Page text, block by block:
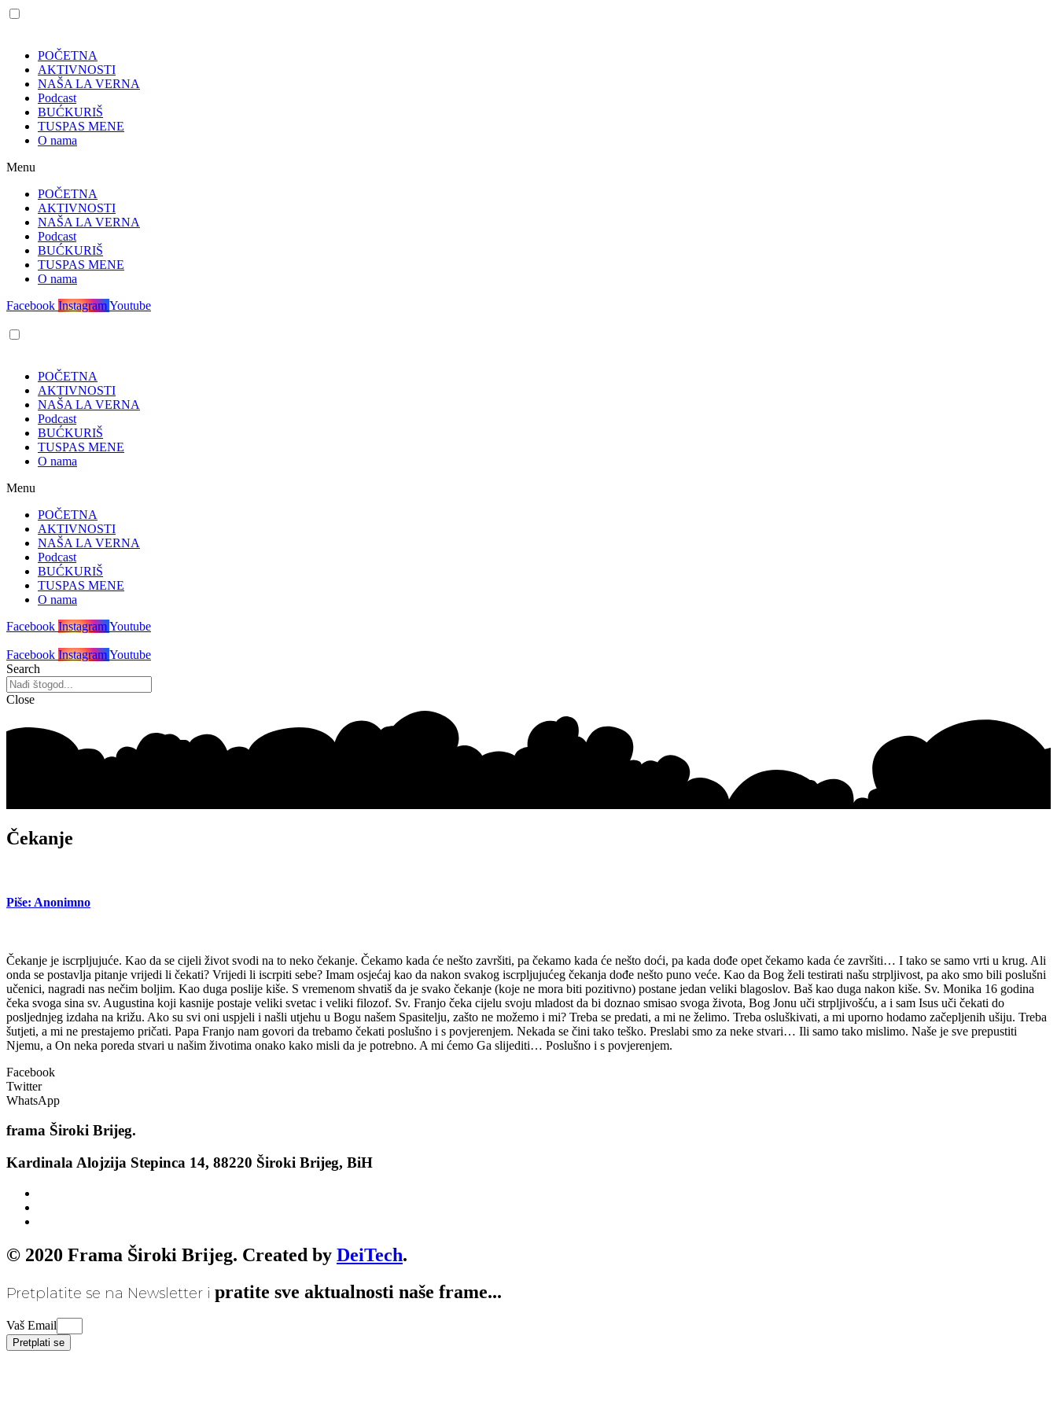
POČETNA
AKTIVNOSTI
NAŠA LA VERNA
Podcast
BUĆKURIŠ
TUSPAS MENE
O nama
Menu
POČETNA
AKTIVNOSTI
NAŠA LA VERNA
Podcast
BUĆKURIŠ
TUSPAS MENE
O nama
Facebook InstagramYoutube
POČETNA
AKTIVNOSTI
NAŠA LA VERNA
Podcast
BUĆKURIŠ
TUSPAS MENE
O nama
Menu
POČETNA
AKTIVNOSTI
NAŠA LA VERNA
Podcast
BUĆKURIŠ
TUSPAS MENE
O nama
Facebook InstagramYoutube
Facebook InstagramYoutube
Search
Close
Čekanje
Piše: Anonimno
Čekanje je iscrpljujuće. Kao da se cijeli život svodi na to neko čekanje. Čekamo kada će nešto završiti, pa čekamo kada će nešto doći, pa kada dođe opet čekamo kada će završiti… I tako se samo vrti u krug. Ali
onda se postavlja pitanje vrijedi li čekati? Vrijedi li iscrpiti sebe? Imam osjećaj kao da nakon svakog iscrpljujućeg čekanja dođe nešto puno veće. Kao da Bog želi testirati našu strpljivost, pa ako smo bili poslušni
učenici, nagradi nas nečim boljim. Kao duga poslije kiše. S vremenom shvatiš da je svako čekanje (koje ne mora biti pozitivno) postane jedan veliki blagoslov. Baš kao duga nakon kiše. Sv. Monika 16 godina
čeka svoga sina sv. Augustina koji kasnije postaje veliki svetac i veliki filozof. Sv. Franjo čeka cijelu svoju mladost da bi doznao smisao svoga života, Bog Jonu uči strpljivošću, a i sam Isus uči čekati do
posljednjeg izdaha na križu. Ako su svi oni uspjeli i našli utjehu u Bogu našem Spasitelju, zašto ne možemo i mi? Treba se predati, a mi ne želimo. Treba osluškivati, a mi uporno hodamo začepljenih ušiju. Treba
šutjeti, a mi ne prestajemo pričati. Papa Franjo nam govori da trebamo čekati poslušno i s povjerenjem. Nekada se čini tako teško. Preslabi smo za neke stvari… Ili samo tako mislimo. Naše je sve prepustiti
Njemu, a On neka poreda stvari u našim životima onako kako misli da je potrebno. A mi ćemo Ga slijediti… Poslušno i s povjerenjem.
Facebook
Twitter
WhatsApp
frama Široki Brijeg.
Kardinala Alojzija Stepinca 14, 88220 Široki Brijeg, BiH
© 2020 Frama Široki Brijeg. Created by DeiTech.
Pretplatite se na Newsletter i pratite sve aktualnosti naše frame...
Vaš Email
Pretplati se